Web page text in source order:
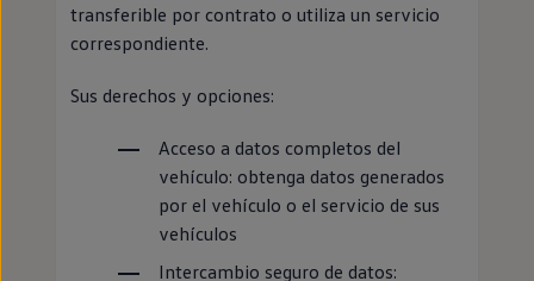
transferible por contrato o utiliza un servicio
correspondiente.
Sus derechos y opciones:
Acceso a datos completos del
vehículo: obtenga datos generados
por el vehículo o el servicio de sus
vehículos
Intercambio seguro de datos: